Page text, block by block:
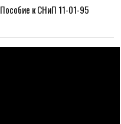
Пособие к СНиП 11-01-95